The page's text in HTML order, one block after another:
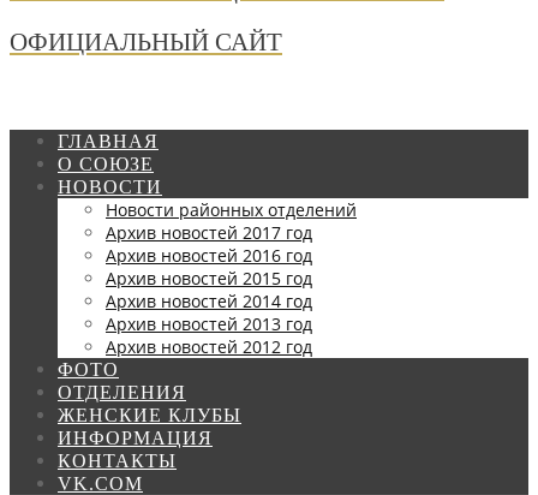
ОФИЦИАЛЬНЫЙ САЙТ
ГЛАВНАЯ
О СОЮЗЕ
НОВОСТИ
Новости районных отделений
Архив новостей 2017 год
Архив новостей 2016 год
Архив новостей 2015 год
Архив новостей 2014 год
Архив новостей 2013 год
Архив новостей 2012 год
ФОТО
ОТДЕЛЕНИЯ
ЖЕНСКИЕ КЛУБЫ
ИНФОРМАЦИЯ
КОНТАКТЫ
VK.COM